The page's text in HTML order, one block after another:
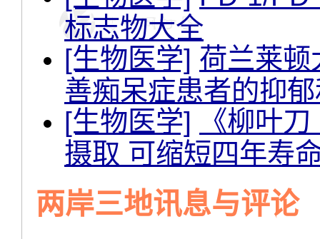
标志物大全
[生物医学] 荷兰莱顿
善痴呆症患者的抑
[生物医学] 《柳叶
摄取 可缩短四年寿
两岸三地讯息与评论